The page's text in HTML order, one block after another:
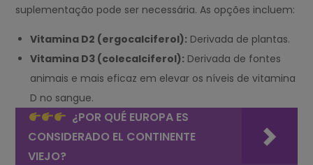
suplementação pode ser necessária. As opções incluem:
Vitamina D2 (ergocalciferol): Derivada de plantas.
Vitamina D3 (colecalciferol): Derivada de fontes
animais e mais eficaz em elevar os níveis de vitamina
D no sangue.
¿POR QUÉ EUROPA ES
CONSIDERADO EL CONTINENTE
VIEJO?